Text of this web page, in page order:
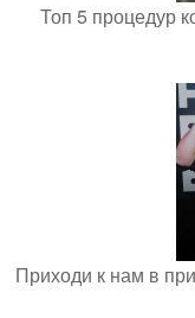
Топ 5 процедур
Приходи к нам в